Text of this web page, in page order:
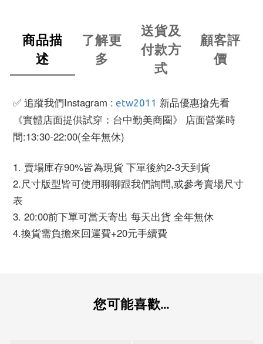
商品描
述
了解更
多
送貨及
付款方
式
顧客評
價
✅ 追蹤我們Instagram : etw2011 新品優惠搶先看
《實體店面提供試穿：台中勤美商圈》 店面營業時
間:13:30-22:00(全年無休)
1. 賣場庫存90%皆為現貨 下單後約2-3天到貨
2.尺寸版型皆可使用聊聊跟我們詢問,或參考賣場尺寸
表
3. 20:00前下單可當天寄出 每天出貨 全年無休
4.換貨需負擔來回運費+20元手續費
您可能喜歡...